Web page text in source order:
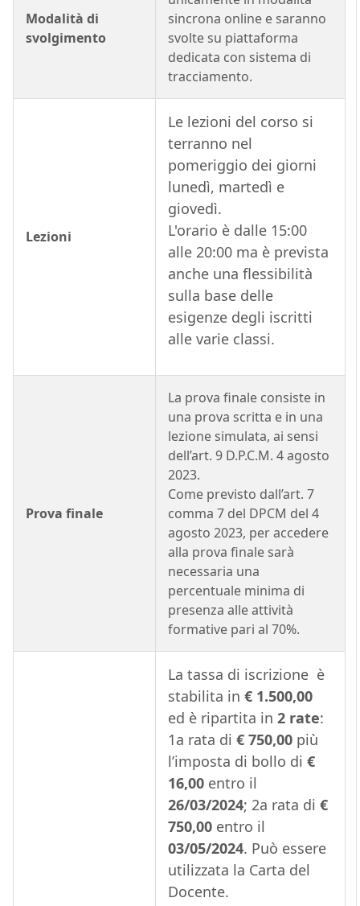
Modalità di
svolgimento
sincrona online e saranno
svolte su piattaforma
dedicata con sistema di
tracciamento.
Lezioni
Le lezioni del corso si
terranno nel
pomeriggio dei giorni
lunedì, martedì e
giovedì.
L'orario è dalle 15:00
alle 20:00 ma è prevista
anche una flessibilità
sulla base delle
esigenze degli iscritti
alle varie classi.
Prova finale
La prova finale consiste in
una prova scritta e in una
lezione simulata, ai sensi
dell’art. 9 D.P.C.M. 4 agosto
2023.
Come previsto dall’art. 7
comma 7 del DPCM del 4
agosto 2023, per accedere
alla prova finale sarà
necessaria una
percentuale minima di
presenza alle attività
formative pari al 70%.
La tassa di iscrizione è
stabilita in € 1.500,00
ed è ripartita in 2 rate:
1a rata di € 750,00 più
l’imposta di bollo di €
16,00 entro il
26/03/2024; 2a rata di €
750,00 entro il
03/05/2024. Può essere
utilizzata la Carta del
Docente.